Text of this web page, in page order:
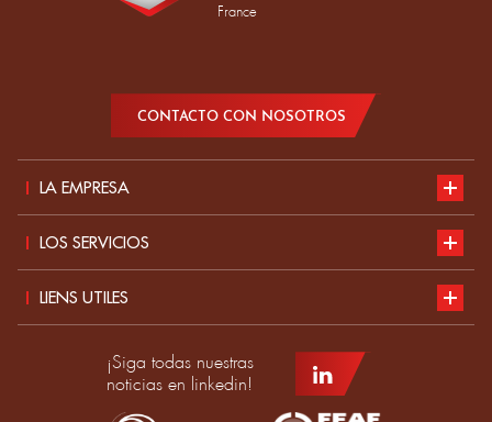
France
CONTACTO CON NOSOTROS
LA EMPRESA
Desarrollo sostenible
Confección a medida
LOS SERVICIOS
Normas EPI
Guía de tallas
LIENS UTILES
Convertirse en distribuidor EDC
¡Siga todas nuestras
noticias en linkedin!